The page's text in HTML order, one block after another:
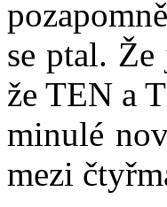
se ptal.
že TEN a
minulé
mezi